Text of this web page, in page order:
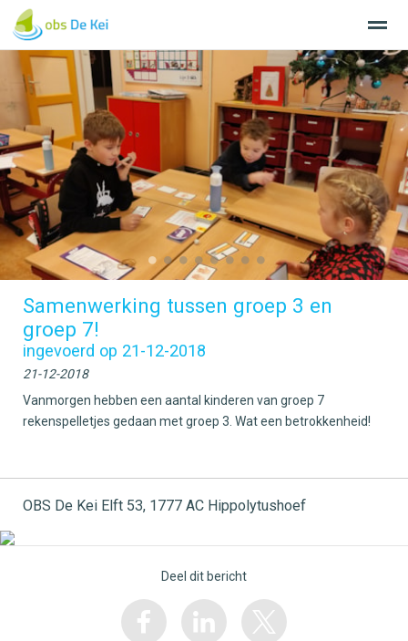
Home Agenda Bellen
● ● ● ● ● ● ● ●
Samenwerking tussen groep 3 en
groep 7!
ingevoerd op 21-12-2018
21-12-2018
Vanmorgen hebben een aantal kinderen van groep 7
rekenspelletjes gedaan met groep 3. Wat een betrokkenheid!
OBS De Kei Elft 53, 1777 AC Hippolytushoef
Deel dit bericht